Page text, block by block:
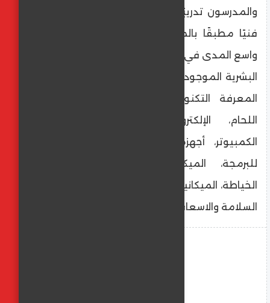
فنيًا مطبقًا بالمصلحة مما حقق ذلك إنجازا
واسع المدى في مجال التدريب والتأهيل للكوادر
البشرية الموجودة بالمصلحة بمنح هذه الكوادر
المعرفة التكنولوجية الحديثة في مجالات
اللحام، الإلكترونيات، التصميم بواسطة
الكمبيوتر، أجهزة التحكم المنطقية القابلة
للبرمجة، الميكاترونكس، صيانة السيارات،
الخياطة، الميكانيكا، التبريد والتكييف، السكرتارية،
السلامة والاسعافات الأولية والطاقة الخضراء.